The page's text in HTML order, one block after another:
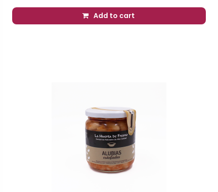
Add to cart